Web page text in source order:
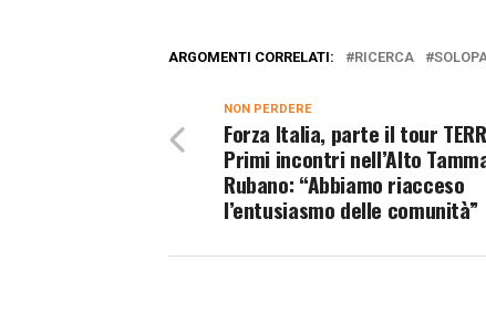
ARGOMENTI CORRELATI: RICERCA
NON PERDERE
Forza Italia, parte il tour
Primi incontri nell’Alto
Rubano: “Abbiamo riacceso
l’entusiasmo delle comunità”